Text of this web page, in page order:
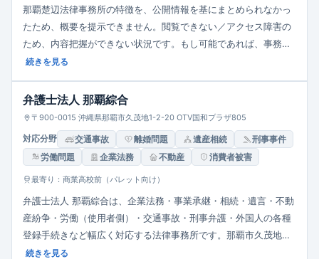
那覇楚辺法律事務所の特徴を、公開情報を基にまとめられなかっ
たため、概要を提示できません。閲覧できない／アクセス障害の
ため、内容把握ができない状況です。もし可能であれば、事務所
の簡単な説明文や主要取扱分野・強みを別途送っていただけれ
続きを見る
弁護士法人 那覇綜合
〒900-0015 沖縄県那覇市久茂地1-2-20 OTV国和プラザ805
対応分野 交通事故 離婚問題 遺産相続
刑事事件
労働問題
企業法務 不動産 消費者被害
最寄り：商業高校前（パレット向け）
弁護士法人 那覇綜合は、企業法務・事業承継・相続・遺言・不動
産紛争・労働（使用者側）・交通事故・刑事弁護・外国人の各種
登録手続きなど幅広く対応する法律事務所です。那覇市久茂地の
中心部に拠点を置き、複数の弁護士が連携して依頼者に最大の利
続きを見る